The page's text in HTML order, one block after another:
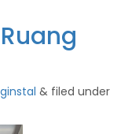
& filed under